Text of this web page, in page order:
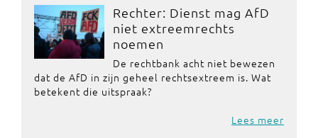
Rechter: Dienst mag AfD
niet extreemrechts
noemen
De rechtbank acht niet bewezen
dat de AfD in zijn geheel rechtsextreem is. Wat
betekent die uitspraak?
Lees meer